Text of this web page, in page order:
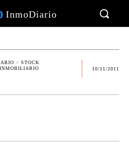
InmoDiario
STOCK
10/11/2011